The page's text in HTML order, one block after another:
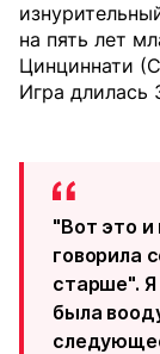
на пять лет
Цинциннати
Игра длилась
"Вот это и
говорила
старше". Я
была